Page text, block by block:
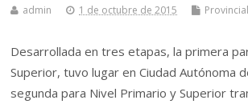
admin 1 de octubre de 2015
Desarrollada en tres etapas, la primera
Superior, tuvo lugar en Ciudad Autónoma
segunda para Nivel Primario y Superior